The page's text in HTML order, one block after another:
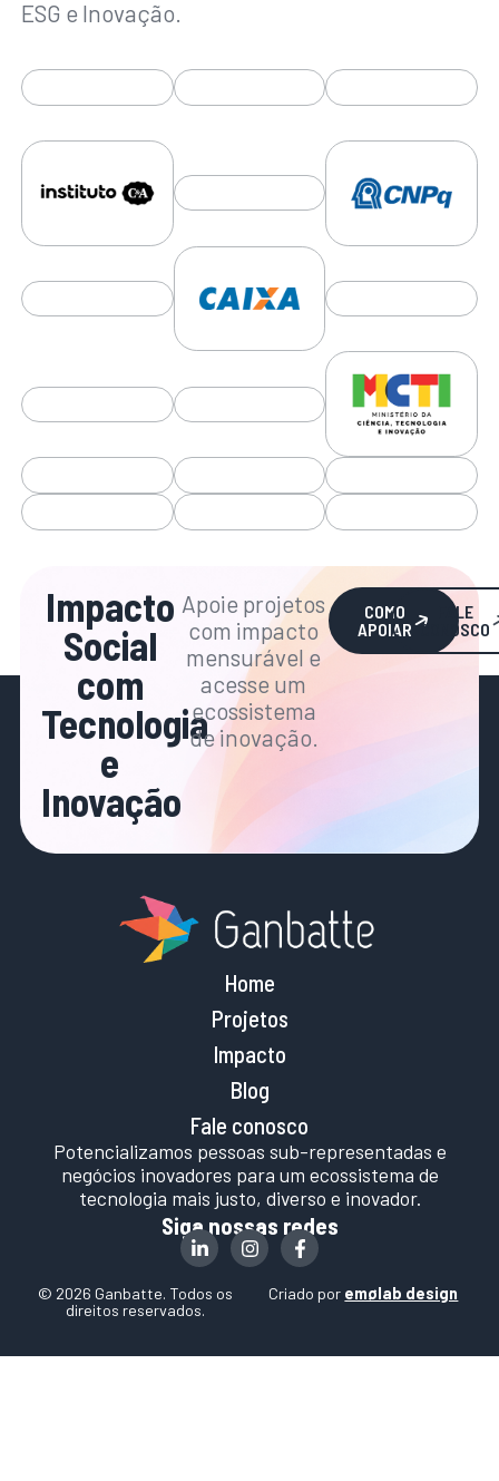
ESG e Inovação.
Impacto
Social
com
Tecnologia
e
Inovação
Apoie projetos
com impacto
mensurável e
acesse um
ecossistema
de inovação.
COMO
APOIAR
FALE
CONOSCO
Home
Projetos
Impacto
Blog
Fale conosco
Potencializamos pessoas sub-representadas e
negócios inovadores para um ecossistema de
tecnologia mais justo, diverso e inovador.
Siga nossas redes
© 2026 Ganbatte. Todos os
direitos reservados.
Criado por emølab design